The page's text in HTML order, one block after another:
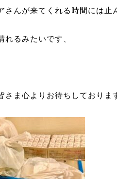
さんが来てくれる時間には止
れるみたいです、
さま心よりお待ちしておりま